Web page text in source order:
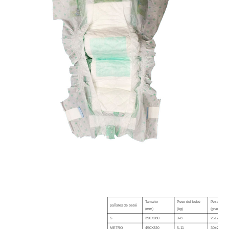
pañales de bebé
Tamaño
(mm)
Peso del bebé
(kg)
Peso
(gramo)
S 390X280 3-8 25±2
METRO 450X320 5-11 30±2